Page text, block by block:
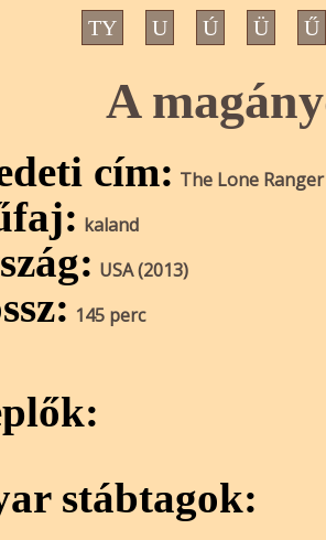
TY U Ú Ü Ű
A
cím: The Lone Ranger
kaland
USA (2013)
145 perc
stábtagok: